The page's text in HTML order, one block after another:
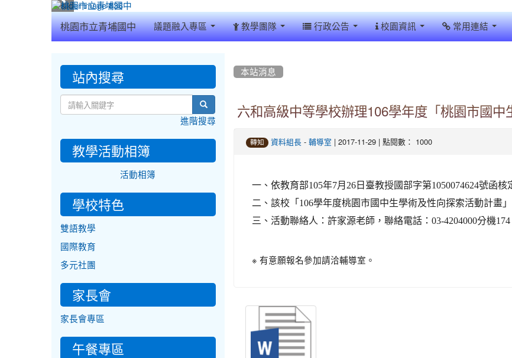
桃園市立青埔國中 議題融入專區 教學團隊 行政公告 校園資訊 常用連結
本站消息
六和高級中等學校辦理106學年度「桃園市國中
轉知 資料組長- 輔導室 | 2017-11-29 | 點閱數： 1000
一、依教育部105年7月 26日臺教授國部字第1050074624號函核
二、該校「 106學年度桃園市國中生學術及性向探索活動計畫」
三、活動聯絡人：許家源老師，聯絡電話： 03-4204000分機174
※ 有意願報名參加請洽輔導室。
::: 站內搜尋
search
進階搜尋
教學活動相簿
活動相簿
學校特色
雙語教學
國際教育
多元社團
家長會
家長會專區
午餐專區